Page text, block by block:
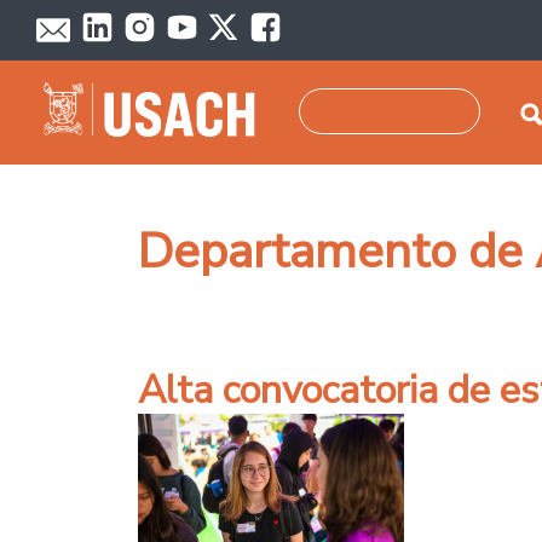
Pasar al contenido principal
Departamento de
Alta convocatoria de